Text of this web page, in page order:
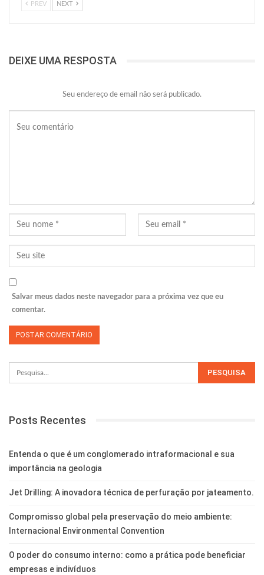
PREV NEXT
DEIXE UMA RESPOSTA
Seu endereço de email não será publicado.
Salvar meus dados neste navegador para a próxima vez que eu
comentar.
Posts Recentes
Entenda o que é um conglomerado intraformacional e sua
importância na geologia
Jet Drilling: A inovadora técnica de perfuração por jateamento.
Compromisso global pela preservação do meio ambiente:
Internacional Environmental Convention
O poder do consumo interno: como a prática pode beneficiar
empresas e indivíduos